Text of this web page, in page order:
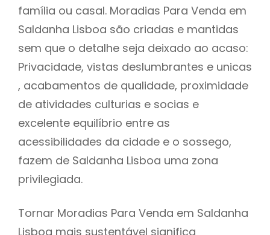
família ou casal. Moradias Para Venda em
Saldanha Lisboa são criadas e mantidas
sem que o detalhe seja deixado ao acaso:
Privacidade, vistas deslumbrantes e unicas
, acabamentos de qualidade, proximidade
de atividades culturias e socias e
excelente equilíbrio entre as
acessibilidades da cidade e o sossego,
fazem de Saldanha Lisboa uma zona
privilegiada.
Tornar Moradias Para Venda em Saldanha
Lisboa mais sustentável significa